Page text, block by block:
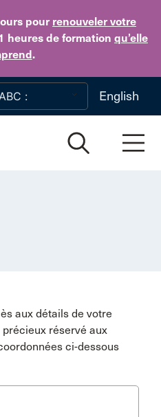
pour renouveler votre
heures de formation qu’elle
.
Skip to main content
English
aux détails de votre
réservé aux
ci-dessous